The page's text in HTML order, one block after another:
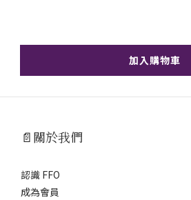
加入購物車
📄關於我們
認識 FFO
成為會員